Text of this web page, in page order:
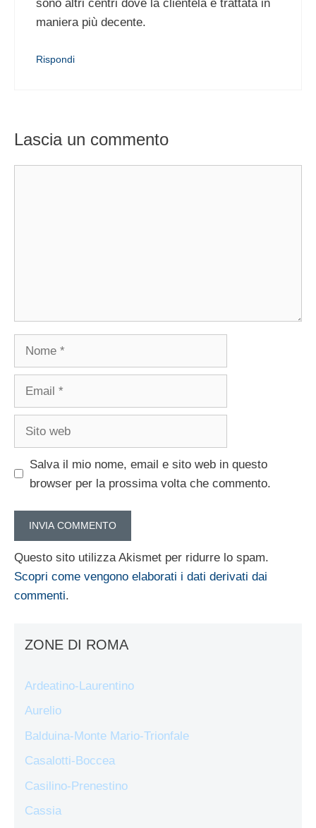
sono altri centri dove la clientela è trattata in
maniera più decente.
Rispondi
Lascia un commento
Salva il mio nome, email e sito web in questo
browser per la prossima volta che commento.
Questo sito utilizza Akismet per ridurre lo spam.
Scopri come vengono elaborati i dati derivati dai
commenti.
ZONE DI ROMA
Ardeatino-Laurentino
Aurelio
Balduina-Monte Mario-Trionfale
Casalotti-Boccea
Casilino-Prenestino
Cassia